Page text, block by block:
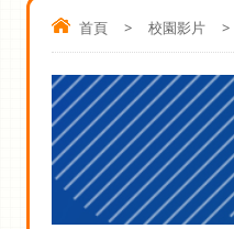
首頁 > 校園影片 >